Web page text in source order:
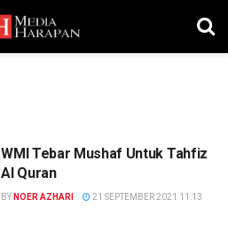
WMI Tebar Mushaf Untuk Tahfiz
Al Quran
BY NOER AZHARI 21 SEPTEMBER 2021 11:13